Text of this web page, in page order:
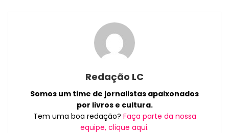
Redação LC
Somos um time de jornalistas apaixonados
por livros e cultura.
Tem uma boa redação? Faça parte da nossa
equipe, clique aqui.